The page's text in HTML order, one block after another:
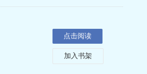
点击阅读
加入书架